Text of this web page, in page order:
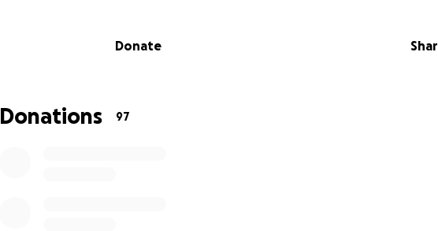
nostro sostegno. Abbiamo creato questa raccolta fondi per aiutare
Ogni contributo, piccolo o grande, potrà fare la differenza. Vi ringraziamo
vostra generosità e per condividere questo gesto di solidarietà.
Donate
Donations 97